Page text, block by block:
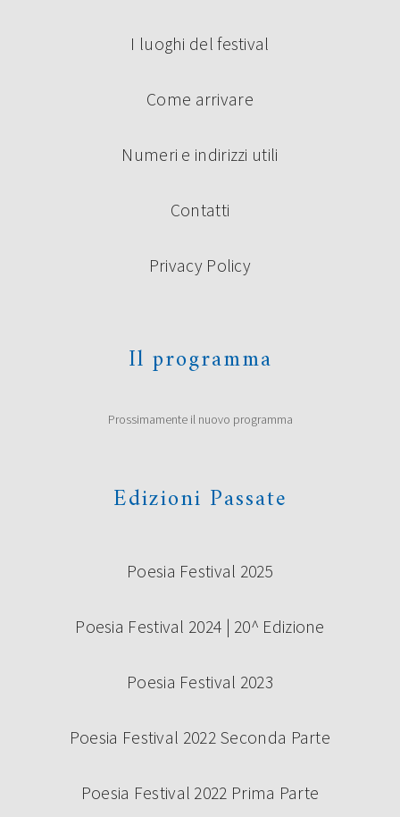
I luoghi del festival
Come arrivare
Numeri e indirizzi utili
Contatti
Privacy Policy
Il programma
Prossimamente il nuovo programma
Edizioni Passate
Poesia Festival 2025
Poesia Festival 2024 | 20^ Edizione
Poesia Festival 2023
Poesia Festival 2022 Seconda Parte
Poesia Festival 2022 Prima Parte